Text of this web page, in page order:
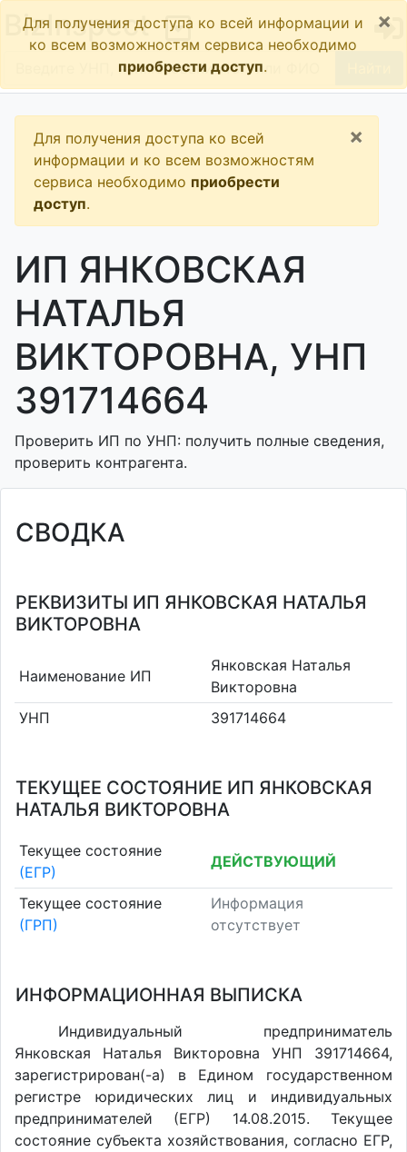
BizInspect
Для получения доступа ко всей информации и
ко всем возможностям сервиса необходимо
приобрести доступ.
×
Для получения доступа ко всей
информации и ко всем возможностям
сервиса необходимо приобрести
доступ.
×
ИП ЯНКОВСКАЯ
НАТАЛЬЯ
ВИКТОРОВНА, УНП
391714664
Проверить ИП по УНП: получить полные сведения,
проверить контрагента.
СВОДКА
РЕКВИЗИТЫ ИП ЯНКОВСКАЯ НАТАЛЬЯ
ВИКТОРОВНА
Наименование ИП
Янковская Наталья
Викторовна
УНП
391714664
ТЕКУЩЕЕ СОСТОЯНИЕ ИП ЯНКОВСКАЯ
НАТАЛЬЯ ВИКТОРОВНА
Текущее состояние
(ЕГР)
ДЕЙСТВУЮЩИЙ
Текущее состояние
(ГРП)
Информация
отсутствует
ИНФОРМАЦИОННАЯ ВЫПИСКА
Индивидуальный предприниматель
Янковская Наталья Викторовна УНП 391714664,
зарегистрирован(-а) в Едином государственном
регистре юридических лиц и индивидуальных
предпринимателей (ЕГР) 14.08.2015. Текущее
состояние субъекта хозяйствования, согласно ЕГР,